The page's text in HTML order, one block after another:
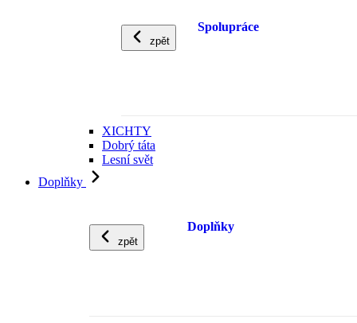
zpět
Spolupráce
XICHTY
Dobrý táta
Lesní svět
Doplňky
zpět
Doplňky